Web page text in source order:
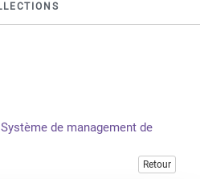
de management de
Retour